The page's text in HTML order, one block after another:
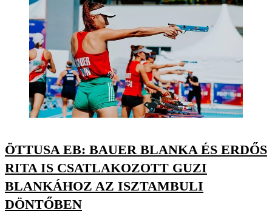
ÖTTUSA EB: BAUER BLANKA ÉS ERDŐS
RITA IS CSATLAKOZOTT GUZI
BLANKÁHOZ AZ ISZTAMBULI
DÖNTŐBEN